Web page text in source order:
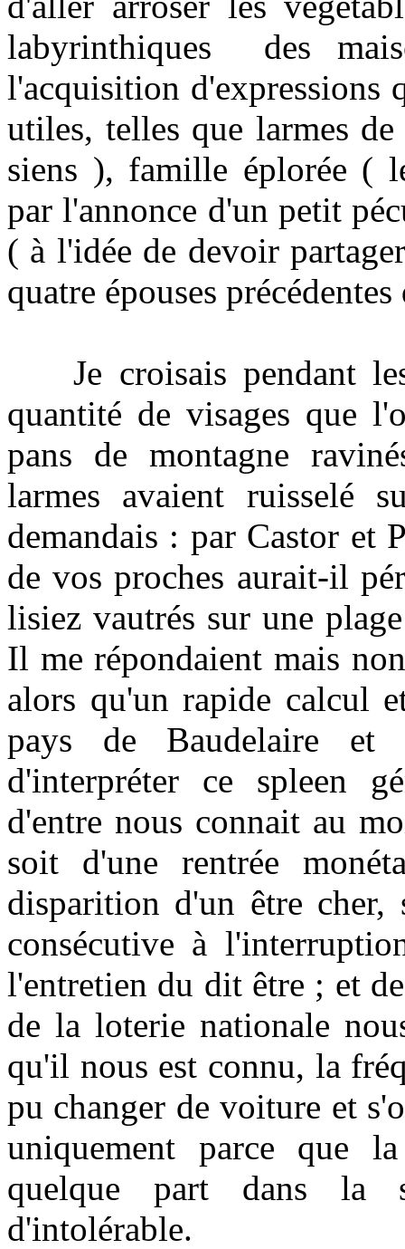
labyrinthiques des
l'acquisition d'expressions
utiles, telles que larmes
siens ), famille éplorée (
par l'annonce d'un petit
( à l'idée de devoir
quatre épouses
Je croisais pendant les
quantité de visages que
pans de montagne
larmes avaient ruisselé
demandais : par Castor et
de vos proches aurait-il
lisiez vautrés sur une
Il me répondaient mais
alors qu'un rapide calcul
pays de Baudelaire et
d'interpréter ce spleen
d'entre nous connait au
soit d'une rentrée
disparition d'un être cher,
consécutive à
l'entretien du dit être ; et
de la loterie nationale
qu'il nous est connu, la
pu changer de voiture et
uniquement parce que
quelque part dans la
d'intolérable.